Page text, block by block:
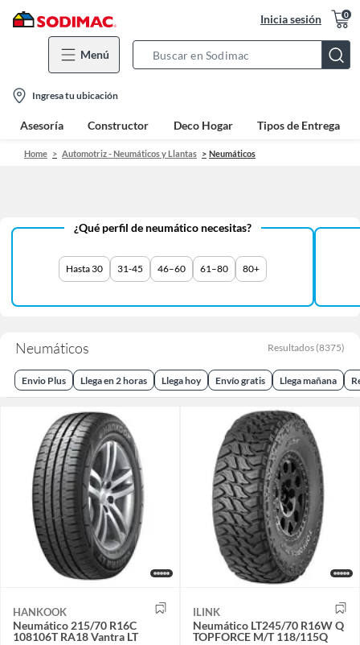
Inicia sesión 0
Menú
Bar
location-
icon
Ingresa tu ubicación
Asesoría Constructor Deco Hogar Tipos de Entrega
Home Automotriz - Neumáticos y Llantas Neumáticos
¿Qué perfil de neumático necesitas?
Hasta 30 31-45 46–60 61–80 80+
Neumáticos Resultados (8375)
Envio Plus Llega en 2 horas Llega hoy Envío gratis Llega mañana
HANKOOK
Neumático 215/70 R16C
108106T RA18 Vantra LT
ILINK
Neumático LT245/70 R16W Q
TOPFORCE M/T 118/115Q